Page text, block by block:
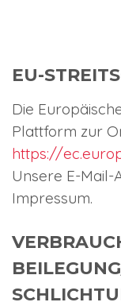
EU-
Die
Plattform zur
https://
Unsere E-Mail-
Impressum.